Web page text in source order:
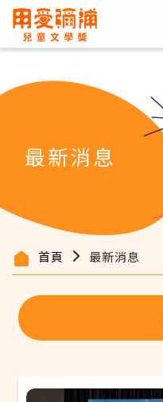
最新消息
首頁 最新消息